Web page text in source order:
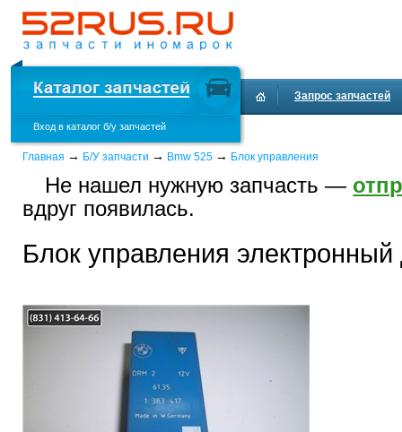
Вход в каталог б/у запчастей
Запрос запчастей
Главная → Б/У запчасти → Bmw 525 → Блок управления
Не нашел нужную запчасть —
вдруг появилась.
Блок управления